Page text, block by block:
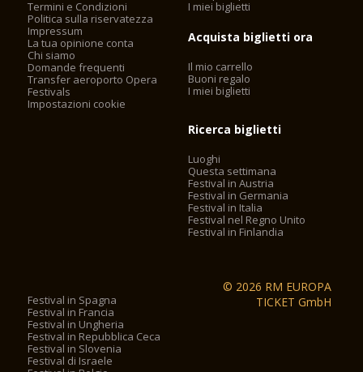
Termini e Condizioni
Politica sulla riservatezza
Impressum
La tua opinione conta
Chi siamo
Domande frequenti
Transfer aeroporto Opera
Festivals
Impostazioni cookie
I miei biglietti
Acquista biglietti ora
Il mio carrello
Buoni regalo
I miei biglietti
Ricerca biglietti
Luoghi
Questa settimana
Festival in Austria
Festival in Germania
Festival in Italia
Festival nel Regno Unito
Festival in Finlandia
Festival in Spagna
Festival in Francia
Festival in Ungheria
Festival in Repubblica Ceca
Festival in Slovenia
Festival di Israele
© 2026 RM EUROPA
TICKET GmbH